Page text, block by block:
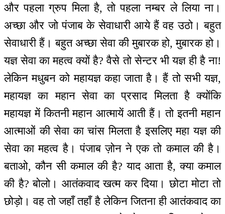
और पहला ग्रुप मिला है, तो पहला नम्बर ले लिया ना।
अच्छा और जो पंजाब के सेवाधारी आये हैं वह उठो। बहुत
सेवाधारी हैं। बहुत अच्छा सेवा की मुबारक हो, मुबारक हो।
यज्ञ सेवा का महत्व क्यों है? वैसे तो सेन्टर भी यज्ञ ही है ना!
लेकिन मधुबन को महायज्ञ कहा जाता है। हैं तो सभी यज्ञ,
महायज्ञ का महान सेवा का प्रसाद मिलता है क्योंकि
महायज्ञ में कितनी महान आत्मायें आती हैं। तो इतनी महान
आत्माओं की सेवा का चांस मिलता है इसलिए महा यज्ञ की
सेवा का महत्व है। पंजाब ज़ोन ने एक तो कमाल की है।
बताओ, कौन सी कमाल की है? याद आता है, क्या कमाल
की है? बोलो। आतंकवाद खत्म कर दिया। छोटा मोटा तो
छोड़ो। वह तो जहाँ तहाँ है लेकिन जितना ही आतंकवाद का